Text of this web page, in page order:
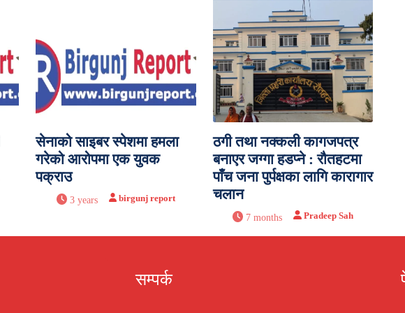
सेनाको साइबर स्पेशमा हमला
गरेको आरोपमा एक युवक
पक्राउ
3 years birgunj report
ठगी तथा नक्कली कागजपत्र
बनाएर जग्गा हडप्ने : रौतहटमा
पाँच जना पुर्पक्षका लागि कारागार
चलान
7 months Pradeep Sah
सम्पर्क